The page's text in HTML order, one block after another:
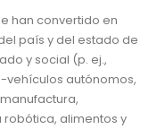
han convertido en
país y del estado de
y social (p. ej.,
vehículos autónomos,
alimentos y